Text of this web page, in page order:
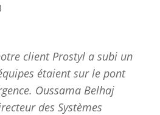
client Prostyl a subi un
étaient sur le pont
Oussama Belhaj
des Systèmes